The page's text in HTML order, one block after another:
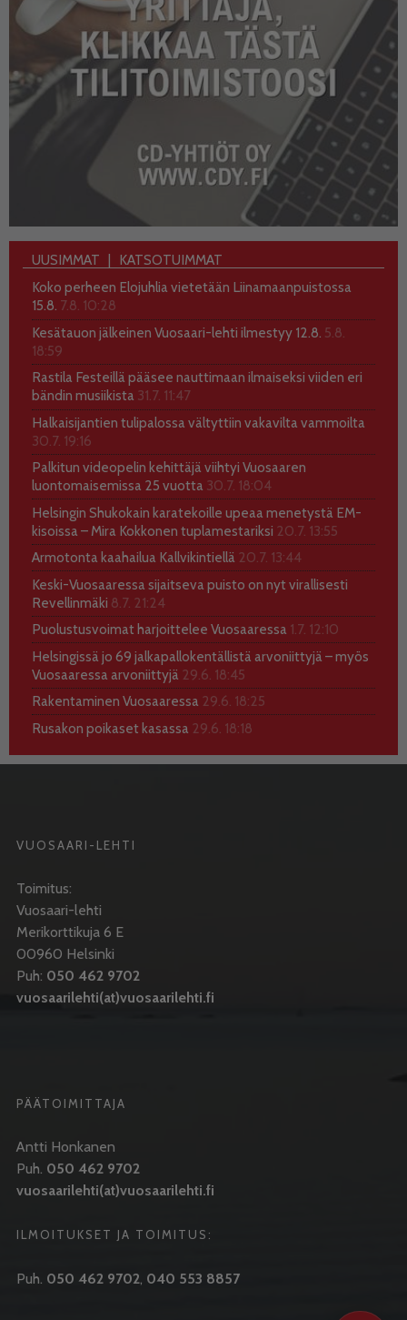
UUSIMMAT
KATSOTUIMMAT
Koko perheen Elojuhlia vietetään Liinamaanpuistossa
15.8. 7.8. 10:28
Kesätauon jälkeinen Vuosaari-lehti ilmestyy 12.8. 5.8.
18:59
Rastila Festeillä pääsee nauttimaan ilmaiseksi viiden eri
bändin musiikista 31.7. 11:47
Halkaisijantien tulipalossa vältyttiin vakavilta vammoilta
30.7. 19:16
Palkitun videopelin kehittäjä viihtyi Vuosaaren
luontomaisemissa 25 vuotta 30.7. 18:04
Helsingin Shukokain karatekoille upeaa menetystä EM-
kisoissa – Mira Kokkonen tuplamestariksi 20.7. 13:55
Armotonta kaahailua Kallvikintiellä 20.7. 13:44
Keski-Vuosaaressa sijaitseva puisto on nyt virallisesti
Revellinmäki 8.7. 21:24
Puolustusvoimat harjoittelee Vuosaaressa 1.7. 12:10
Helsingissä jo 69 jalkapallokentällistä arvoniittyjä – myös
Vuosaaressa arvoniittyjä 29.6. 18:45
Rakentaminen Vuosaaressa 29.6. 18:25
Rusakon poikaset kasassa 29.6. 18:18
VUOSAARI-LEHTI
Toimitus:
Vuosaari-lehti
Merikorttikuja 6 E
00960 Helsinki
Puh: 050 462 9702
vuosaarilehti(at)vuosaarilehti.fi
PÄÄTOIMITTAJA
Antti Honkanen
Puh. 050 462 9702
vuosaarilehti(at)vuosaarilehti.fi
ILMOITUKSET JA TOIMITUS:
Puh. 050 462 9702, 040 553 8857